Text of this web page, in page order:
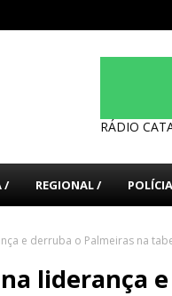
RÁDIO
/ REGIONAL /
e derruba o Palmeiras na
liderança